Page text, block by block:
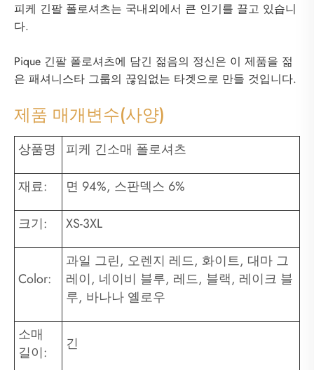
피케 긴팔 폴로셔츠는 국내외에서 큰 인기를 끌고 있습니
다.
Pique 긴팔 폴로셔츠에 담긴 젊음의 정신은 이 제품을 젊
은 패셔니스타 그룹의 끊임없는 타겟으로 만들 것입니다.
제품 매개변수(사양)
상품명 피케 긴소매 폴로셔츠
재료: 면 94%, 스판덱스 6%
크기: XS-3XL
Color:
과일 그린, 오렌지 레드, 화이트, 대마 그
레이, 네이비 블루, 레드, 블랙, 레이크 블
루, 바나나 옐로우
소매
길이:
긴